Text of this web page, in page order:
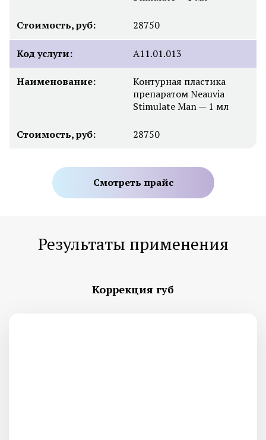
Стоимость, руб: 28750
Код услуги: А11.01.013
Наименование:
Контурная пластика
препаратом Neauvia
Stimulate Man — 1 мл
Стоимость, руб: 28750
Смотреть прайс
Результаты применения
Коррекция губ